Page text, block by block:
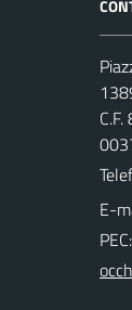
E-
PEC: